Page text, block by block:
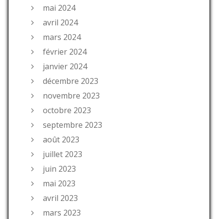
mai 2024
avril 2024
mars 2024
février 2024
janvier 2024
décembre 2023
novembre 2023
octobre 2023
septembre 2023
août 2023
juillet 2023
juin 2023
mai 2023
avril 2023
mars 2023